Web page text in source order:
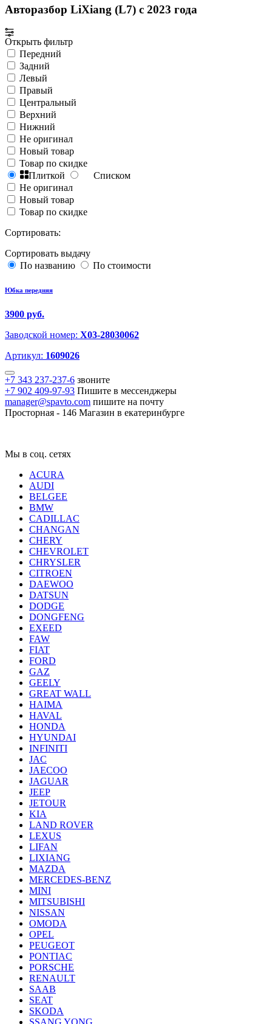
Авторазбор LiXiang (L7) с 2023 года
Открыть фильтр
Передний
Задний
Левый
Правый
Центральный
Верхний
Нижний
Не оригинал
Новый товар
Товар по скидке
Плиткой
Списком
Не оригинал
Новый товар
Товар по скидке
Сортировать:
Сортировать выдачу
По названию
По стоимости
Юбка передняя
3900 руб.
Заводской номер: X03-28030062
Артикул: 1609026
+7 343 237-237-6 звоните
+7 902 409-97-93 Пишите в мессенджеры
manager@spavto.com пишите на почту
Просторная - 146 Магазин в екатеринбурге
Мы в соц. сетях
ACURA
AUDI
BELGEE
BMW
CADILLAC
CHANGAN
CHERY
CHEVROLET
CHRYSLER
CITROEN
DAEWOO
DATSUN
DODGE
DONGFENG
EXEED
FAW
FIAT
FORD
GAZ
GEELY
GREAT WALL
HAIMA
HAVAL
HONDA
HYUNDAI
INFINITI
JAC
JAECOO
JAGUAR
JEEP
JETOUR
KIA
LAND ROVER
LEXUS
LIFAN
LIXIANG
MAZDA
MERCEDES-BENZ
MINI
MITSUBISHI
NISSAN
OMODA
OPEL
PEUGEOT
PONTIAC
PORSCHE
RENAULT
SAAB
SEAT
SKODA